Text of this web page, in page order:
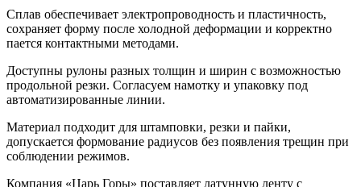
Сплав обеспечивает электропроводность и пластичность,
сохраняет форму после холодной деформации и корректно
пается контактными методами.
Доступны рулоны разных толщин и ширин с возможностью
продольной резки. Согласуем намотку и упаковку под
автоматизированные линии.
Материал подходит для штамповки, резки и пайки,
допускается формование радиусов без появления трещин при
соблюдении режимов.
Компания «Царь Горы» поставляет латунную ленту с